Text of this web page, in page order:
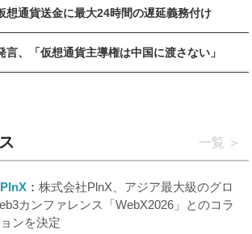
想通貨送金に最大24時間の遅延義務付け
言、「仮想通貨主導権は中国に渡さない」
一覧
株式会社PlnX、アジア最大級のグロ
カンファレンス「WebX2026」とのコラ
ンを決定